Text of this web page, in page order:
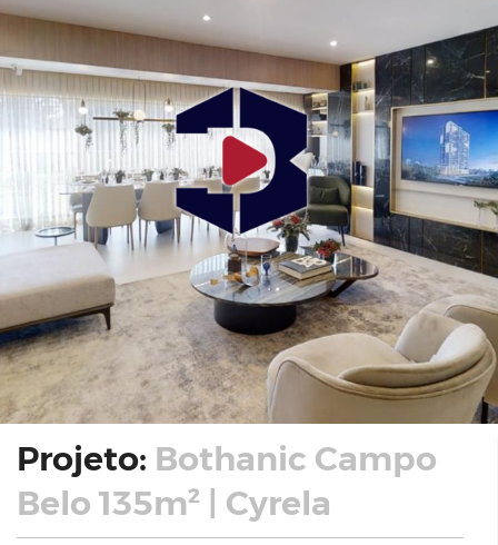
Projeto: Bothanic Campo
Belo 135m² | Cyrela